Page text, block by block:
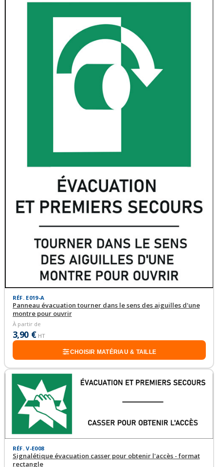
RÉF. E019-A
Panneau évacuation tourner dans le sens des aiguilles d'une
montre pour ouvrir
À partir de
3,90 € HT
CHOISIR MATÉRIAU & TAILLE
RÉF. V-E008
Signalétique évacuation casser pour obtenir l'accès - format
rectangle